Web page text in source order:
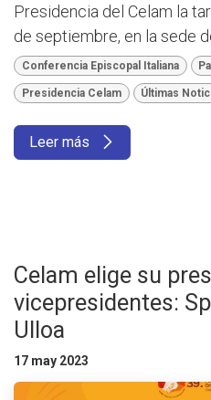
Presidencia del Celam la
de septiembre, en la sede
Conferencia Episcopal Italiana
Presidencia Celam Últimas
Leer más
Celam elige su
vicepresidentes:
Ulloa
17 may 2023